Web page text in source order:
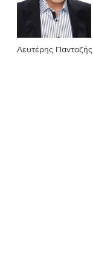
Λευτέρης Πανταζής